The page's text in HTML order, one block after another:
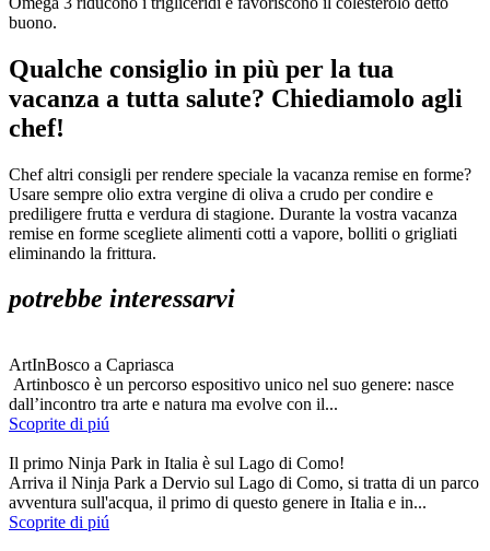
buono.
Qualche consiglio in più per la tua
vacanza a tutta salute? Chiediamolo agli
chef!
Chef altri consigli per rendere speciale la vacanza remise en forme?
Usare sempre olio extra vergine di oliva a crudo per condire e
prediligere frutta e verdura di stagione. Durante la vostra vacanza
remise en forme scegliete alimenti cotti a vapore, bolliti o grigliati
eliminando la frittura.
potrebbe interessarvi
ArtInBosco a Capriasca
Artinbosco è un percorso espositivo unico nel suo genere: nasce
dall’incontro tra arte e natura ma evolve con il...
Scoprite di piú
Il primo Ninja Park in Italia è sul Lago di Como!
Arriva il Ninja Park a Dervio sul Lago di Como, si tratta di un parco
avventura sull'acqua, il primo di questo genere in Italia e in...
Scoprite di piú